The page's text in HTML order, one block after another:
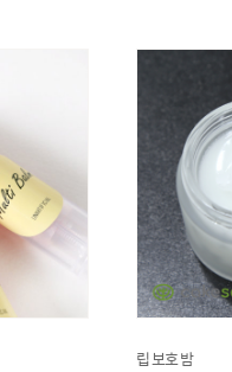
립 보호 밤